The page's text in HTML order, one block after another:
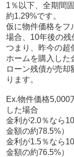
1％以下、全期間
約1.29%です。
仮に物件価格をフ
場合、10年後の残
つまり、昨今の超
ホームを購入した
ローン残債が売
ります。
Ex.物件価格5,000
した場合
金利が2.0％なら
金額の約78.5%）
金利が1.5％なら
金額の約76.5%）